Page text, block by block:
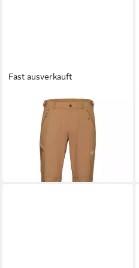
Fast ausverkauft
MAMMUTOutdoorhose
Runbold IV Pants Men
120,00 €